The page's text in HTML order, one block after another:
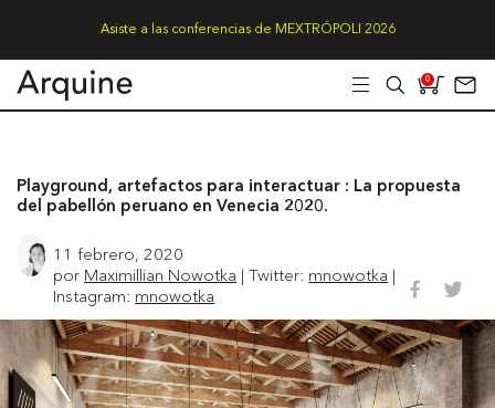
Asiste a las conferencias de MEXTRÓPOLI 2026
0
Playground, artefactos para interactuar : La propuesta
del pabellón peruano en Venecia 2020.
11 febrero, 2020
por Maximillian Nowotka | Twitter: mnowotka |
Instagram: mnowotka